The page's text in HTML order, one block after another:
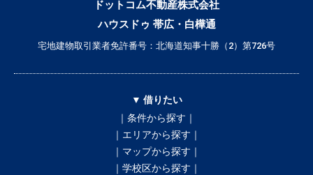
ドットコム不動産株式会社
ハウスドゥ 帯広・白樺通
宅地建物取引業者免許番号：北海道知事十勝（2）第726号
▼ 借りたい
｜条件から探す｜
｜エリアから探す｜
｜マップから探す｜
｜学校区から探す｜